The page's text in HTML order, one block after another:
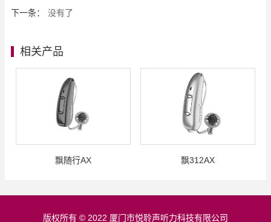
下一条：
没有了
相关产品
飘随行AX 飘312AX
版权所有 © 2022 厦门市悦聆声听力科技有限公司